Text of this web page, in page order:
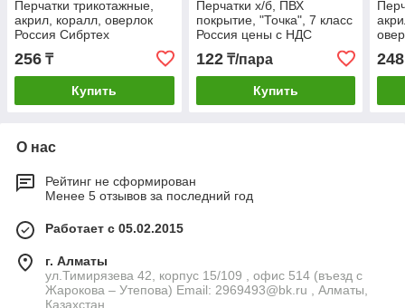
Перчатки трикотажные,
акрил, коралл, оверлок
Россия Сибртех
256 ₸
Купить
Перчатки х/б, ПВХ
покрытие, "Точка", 7 класс
Россия цены с НДС
122₸/пара
Купить
248
О нас
Рейтинг не сформирован
Менее 5 отзывов за последний год
Работает с 05.02.2015
г. Алматы
ул.Тимирязева 42, корпус 15/109 , офис 514 (въезд с
Жарокова – Утепова) Email: 2969493@bk.ru , Алматы,
Казахстан